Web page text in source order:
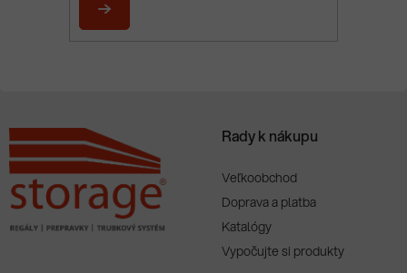
PRIHLÁSIŤ
Rady k nákupu
Veľkoobchod
Doprava a platba
Katalógy
Vypočujte si produkty